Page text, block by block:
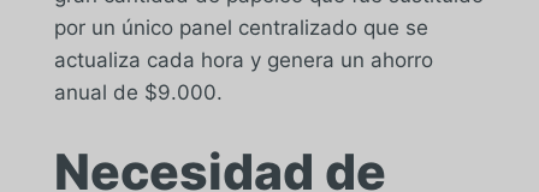
por un único panel centralizado que se
actualiza cada hora y genera un ahorro
anual de $9.000.
Necesidad de